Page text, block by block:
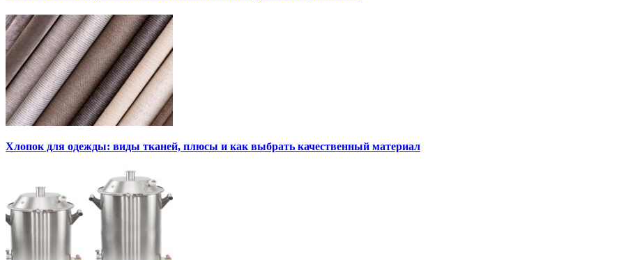
Хлопок для одежды: виды тканей, плюсы и как выбрать качественный материал